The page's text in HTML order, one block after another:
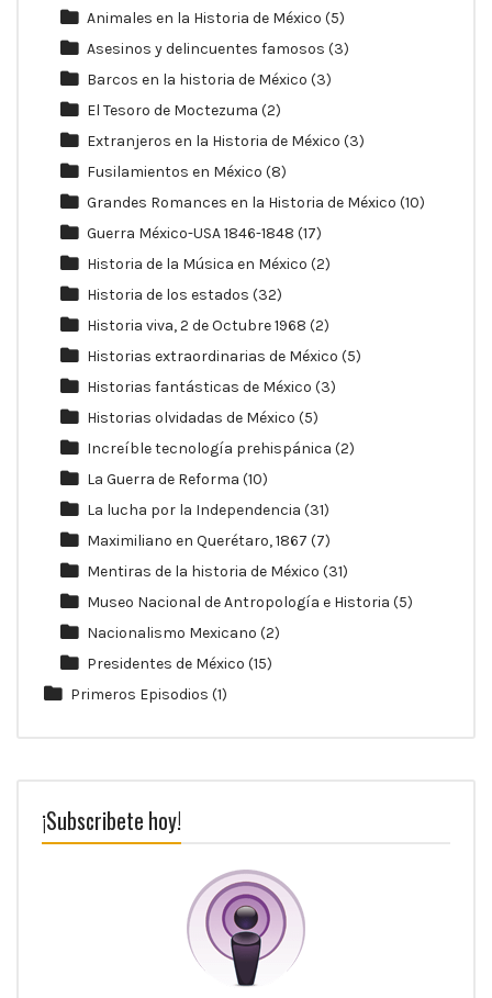
Animales en la Historia de México (5)
Asesinos y delincuentes famosos (3)
Barcos en la historia de México (3)
El Tesoro de Moctezuma (2)
Extranjeros en la Historia de México (3)
Fusilamientos en México (8)
Grandes Romances en la Historia de México (10)
Guerra México-USA 1846-1848 (17)
Historia de la Música en México (2)
Historia de los estados (32)
Historia viva, 2 de Octubre 1968 (2)
Historias extraordinarias de México (5)
Historias fantásticas de México (3)
Historias olvidadas de México (5)
Increíble tecnología prehispánica (2)
La Guerra de Reforma (10)
La lucha por la Independencia (31)
Maximiliano en Querétaro, 1867 (7)
Mentiras de la historia de México (31)
Museo Nacional de Antropología e Historia (5)
Nacionalismo Mexicano (2)
Presidentes de México (15)
Primeros Episodios (1)
¡Subscribete hoy!